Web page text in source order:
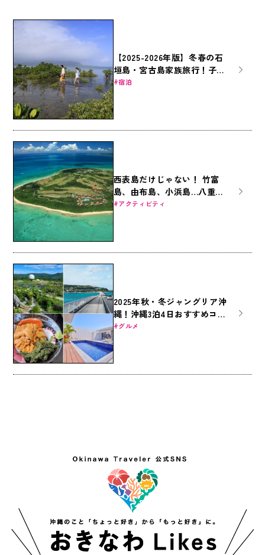
【2025-2026年版】冬春の石
垣島・宮古島家族旅行！子連
れに嬉しいホテルとJTBプラ
宿泊
西表島だけじゃない！ 竹富
島、由布島、小浜島…八重山
の島々を巡る旅
アクティビティ
2025年秋・冬ジャングリア沖
縄！沖縄3泊4日おすすめコー
ス｜沖縄美ら海水族館・ジャ
グルメ